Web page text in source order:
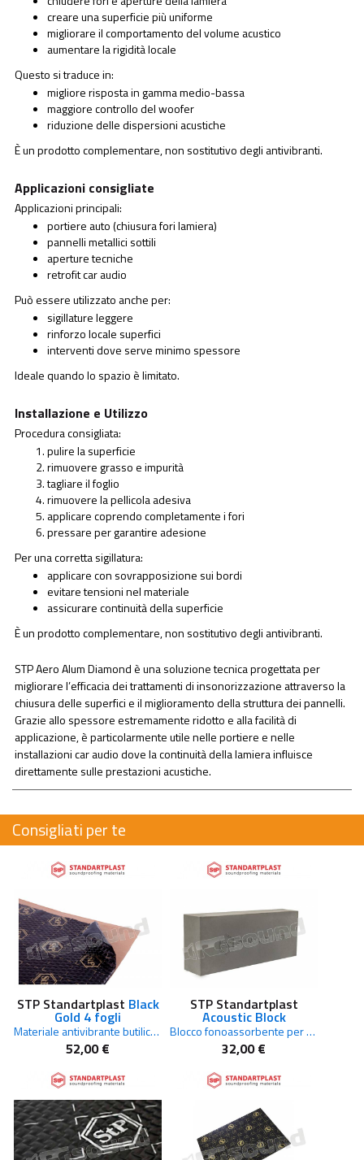
creare una superficie più uniforme
migliorare il comportamento del volume acustico
aumentare la rigidità locale
Questo si traduce in:
migliore risposta in gamma medio-bassa
maggiore controllo del woofer
riduzione delle dispersioni acustiche
È un prodotto complementare, non sostitutivo degli antivibranti.
Applicazioni consigliate
Applicazioni principali:
portiere auto (chiusura fori lamiera)
pannelli metallici sottili
aperture tecniche
retrofit car audio
Può essere utilizzato anche per:
sigillature leggere
rinforzo locale superfici
interventi dove serve minimo spessore
Ideale quando lo spazio è limitato.
Installazione e Utilizzo
Procedura consigliata:
pulire la superficie
rimuovere grasso e impurità
tagliare il foglio
rimuovere la pellicola adesiva
applicare coprendo completamente i fori
pressare per garantire adesione
Per una corretta sigillatura:
applicare con sovrapposizione sui bordi
evitare tensioni nel materiale
assicurare continuità della superficie
È un prodotto complementare, non sostitutivo degli antivibranti.
STP Aero Alum Diamond è una soluzione tecnica progettata per
migliorare l’efficacia dei trattamenti di insonorizzazione attraverso la
chiusura delle superfici e il miglioramento della struttura dei pannelli.
Grazie allo spessore estremamente ridotto e alla facilità di
applicazione, è particolarmente utile nelle portiere e nelle
installazioni car audio dove la continuità della lamiera influisce
direttamente sulle prestazioni acustiche.
Consigliati per te
STP Standartplast Black
Gold 4 fogli
Materiale antivibrante butilico 750 x 500 mm
52,00 €
STP Standartplast
Acoustic Block
Blocco fonoassorbente per riempimento cavità e riduzione rumori a bassa frequenza
32,00 €